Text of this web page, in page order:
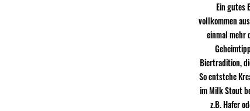
Ein gutes
vollkommen
einmal mehr
Biertradition,
So entstehe
im Milk Stout
z.B. Hafer